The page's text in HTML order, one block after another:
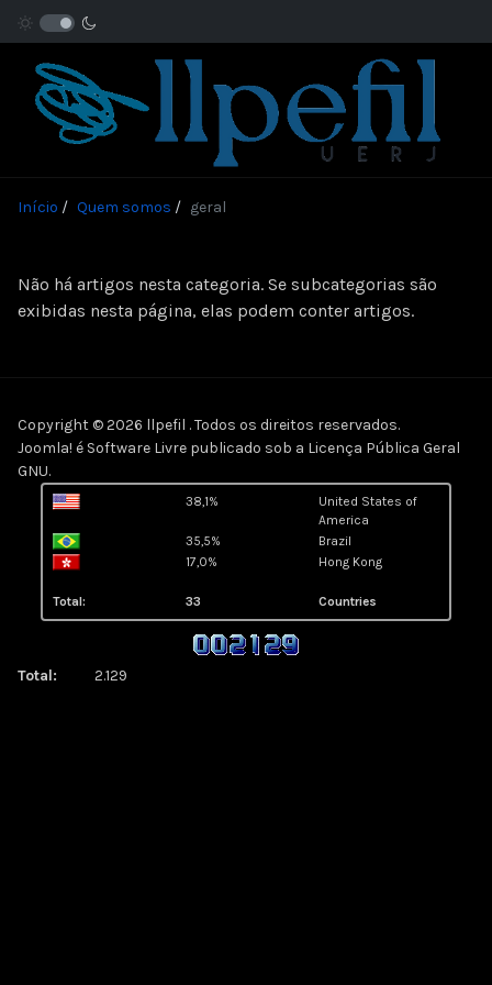
Início Quem somos geral
Não há artigos nesta categoria. Se subcategorias são
exibidas nesta página, elas podem conter artigos.
Copyright © 2026 llpefil . Todos os direitos reservados.
Joomla! é Software Livre publicado sob a Licença Pública Geral
GNU.
38,1%
United States of
America
35,5%
Brazil
17,0%
Hong Kong
Total: 33 Countries
Total: 2.129